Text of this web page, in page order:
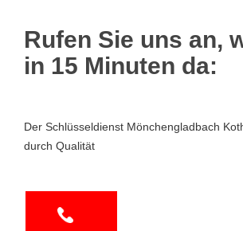
Rufen Sie uns an,
in 15 Minuten da:
Der Schlüsseldienst Mönchengladbach
durch Qualität